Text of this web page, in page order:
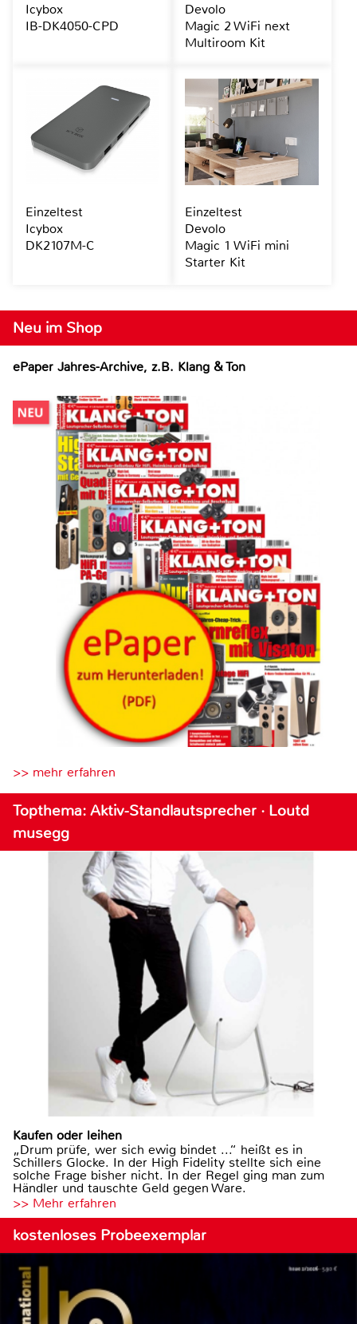
Neu im Shop
ePaper Jahres-Archive, z.B. Klang & Ton
>> mehr erfahren
Topthema: Aktiv-Standlautsprecher · Loutd
musegg
Kaufen oder leihen
„Drum prüfe, wer sich ewig bindet ...“ heißt es in
Schillers Glocke. In der High Fidelity stellte sich eine
solche Frage bisher nicht. In der Regel ging man zum
Händler und tauschte Geld gegen Ware.
>> Mehr erfahren
kostenloses Probeexemplar
Icybox
IB-DK4050-CPD
Devolo
Magic 2 WiFi next
Multiroom Kit
Einzeltest
Icybox
DK2107M-C
Einzeltest
Devolo
Magic 1 WiFi mini
Starter Kit